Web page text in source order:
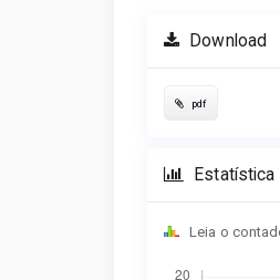
Download
pdf
Estatística
Leia o